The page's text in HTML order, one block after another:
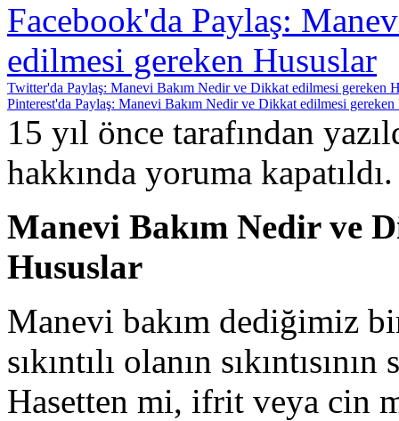
Facebook'da Paylaş:
edilmesi gereken Hususlar
Twitter'da Paylaş: Manevi Bakım Nedir ve Dikkat edilmesi gereken
Pinterest'da Paylaş: Manevi Bakım Nedir ve Dikkat edilmesi gereken
15 yıl önce tarafından
hakkında yoruma kapatıldı.
Manevi Bakım Nedir ve
Hususlar
Manevi bakım dediğimiz
sıkıntılı olanın
Hasetten mi, ifrit veya cin